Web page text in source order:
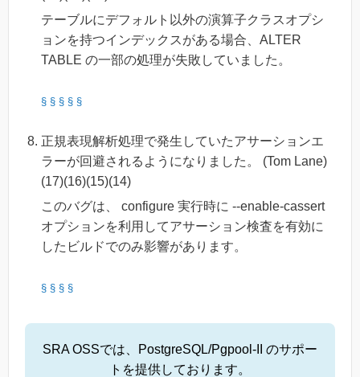
テーブルにデフォルト以外の演算子クラスオプシ
ョンを持つインデックスがある場合、ALTER
TABLE の一部の処理が失敗していました。
§ § § § §
正規表現解析処理で発生していたアサーションエ
ラーが回避されるようになりました。 (Tom Lane)
(17)(16)(15)(14)
このバグは、 configure 実行時に --enable-cassert
オプションを利用してアサーション検査を有効に
したビルドでのみ影響があります。
§ § § §
SRA OSSでは、PostgreSQL/Pgpool-II のサポー
トを提供しております。